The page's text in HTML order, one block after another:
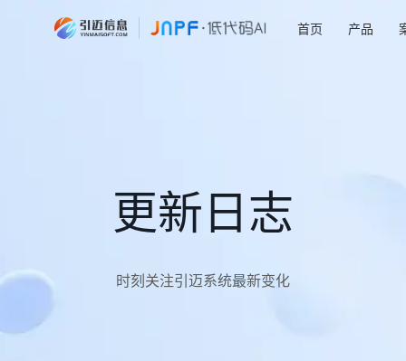
首页 产品
更新日志
时刻关注引迈系统最新变化